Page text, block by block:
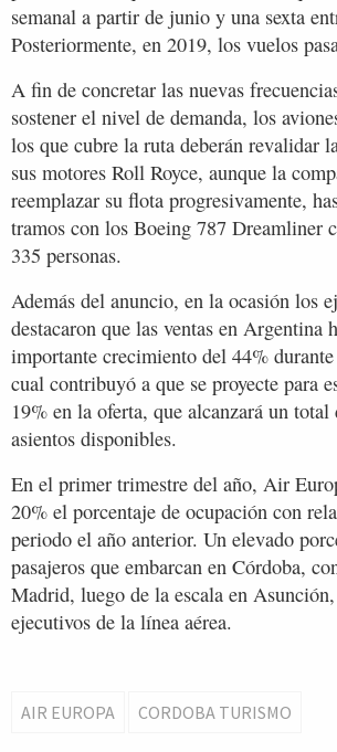
semanal a partir de junio y una sexta
Posteriormente, en 2019, los vuelos
A fin de concretar las nuevas
sostener el nivel de demanda, los
los que cubre la ruta deberán revalidar
sus motores Roll Royce, aunque la
reemplazar su flota progresivamente,
tramos con los Boeing 787 Dreamliner
335 personas.
Además del anuncio, en la ocasión los
destacaron que las ventas en Argentina
importante crecimiento del 44%
cual contribuyó a que se proyecte para
19% en la oferta, que alcanzará un total
asientos disponibles.
En el primer trimestre del año, Air
20% el porcentaje de ocupación con
periodo el año anterior. Un elevado
pasajeros que embarcan en Córdoba,
Madrid, luego de la escala en
ejecutivos de la línea aérea.
AIR EUROPA CORDOBA TURISMO